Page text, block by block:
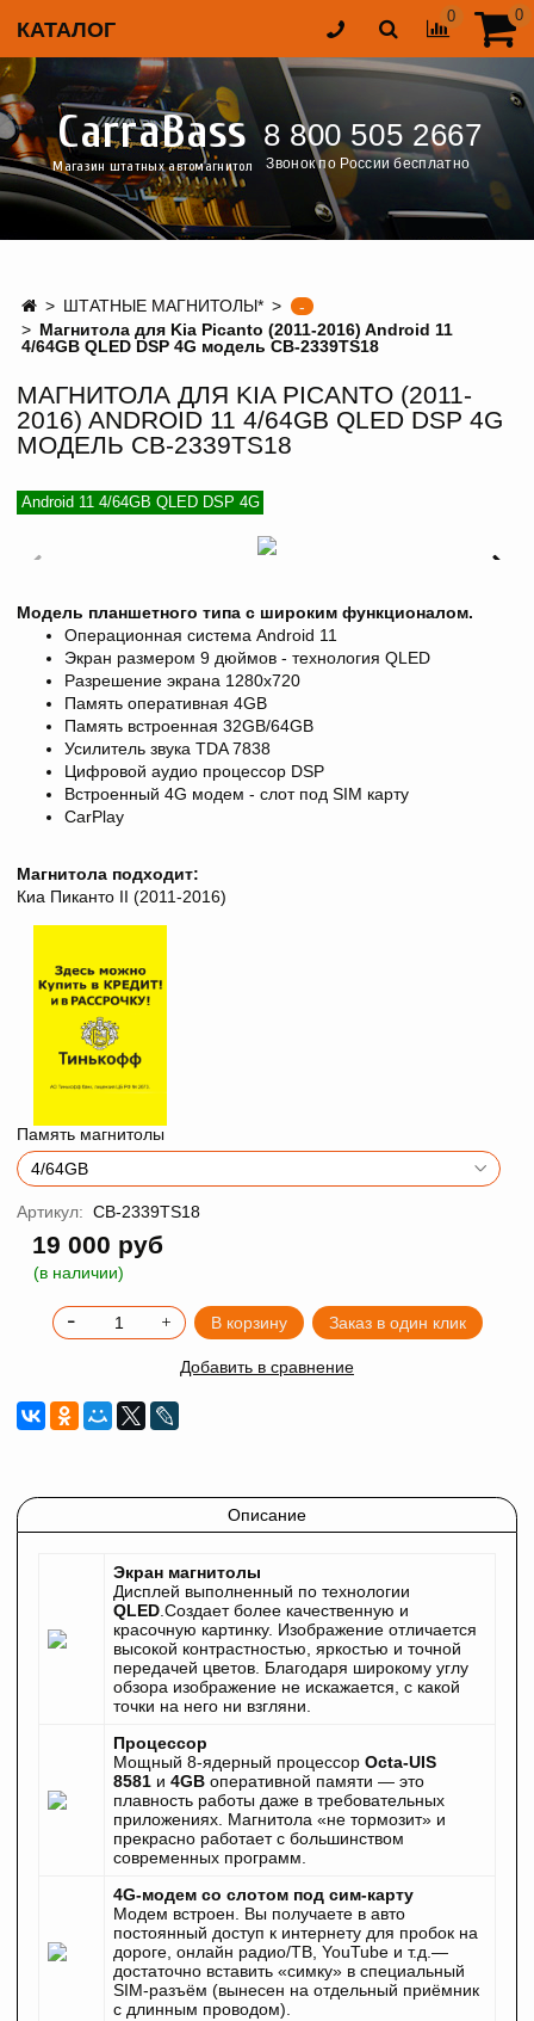
КАТАЛОГ
0 0
CarraBass
Магазин штатных автомагнитол
8 800 505 2667
Звонок по России бесплатно
ШТАТНЫЕ МАГНИТОЛЫ*
-
Магнитола для Kia Picanto (2011-2016) Android 11
4/64GB QLED DSP 4G модель CB-2339TS18
МАГНИТОЛА ДЛЯ KIA PICANTO (2011-
2016) ANDROID 11 4/64GB QLED DSP 4G
МОДЕЛЬ CB-2339TS18
Android 11 4/64GB QLED DSP 4G
Модель планшетного типа с широким функционалом.
Операционная система Android 11
Экран размером 9 дюймов - технология QLED
Разрешение экрана 1280х720
Память оперативная 4GB
Память встроенная 32GB/64GB
Усилитель звука TDA 7838
Цифровой аудио процессор DSP
Встроенный 4G модем - слот под SIM карту
CarPlay
Магнитола подходит:
Киа Пиканто II (2011-2016)
Память магнитолы
Артикул: CB-2339TS18
19 000 руб
(в наличии)
В корзину Заказ в один клик
Добавить в сравнение
Описание
Экран магнитолы
Дисплей выполненный по технологии
QLED .Создает более качественную и
красочную картинку. Изображение отличается
высокой контрастностью, яркостью и точной
передачей цветов. Благодаря широкому углу
обзора изображение не искажается, с какой
точки на него ни взгляни.
Процессор
Мощный 8-ядерный процессор Octa-UIS
8581 и 4GB оперативной памяти — это
плавность работы даже в требовательных
приложениях. Магнитола «не тормозит» и
прекрасно работает с большинством
современных программ.
4G-модем со слотом под сим-карту
Модем встроен. Вы получаете в авто
постоянный доступ к интернету для пробок на
дороге, онлайн радио/ТВ, YouTube и т.д.—
достаточно вставить «симку» в специальный
SIM-разъём (вынесен на отдельный приёмник
с длинным проводом).